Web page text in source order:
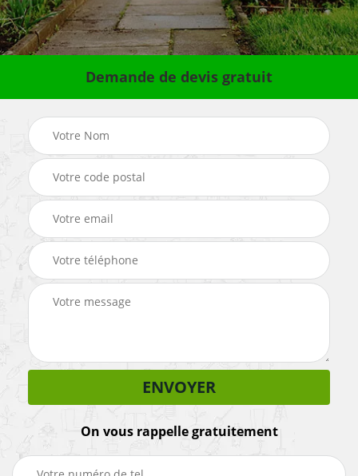
Demande de devis gratuit
On vous rappelle gratuitement